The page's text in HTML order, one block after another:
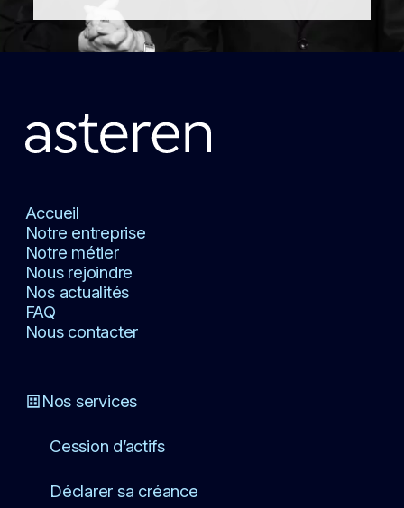
Accueil
Notre entreprise
Notre métier
Nous rejoindre
Nos actualités
FAQ
Nous contacter
Nos services
Cession d’actifs
Déclarer sa créance